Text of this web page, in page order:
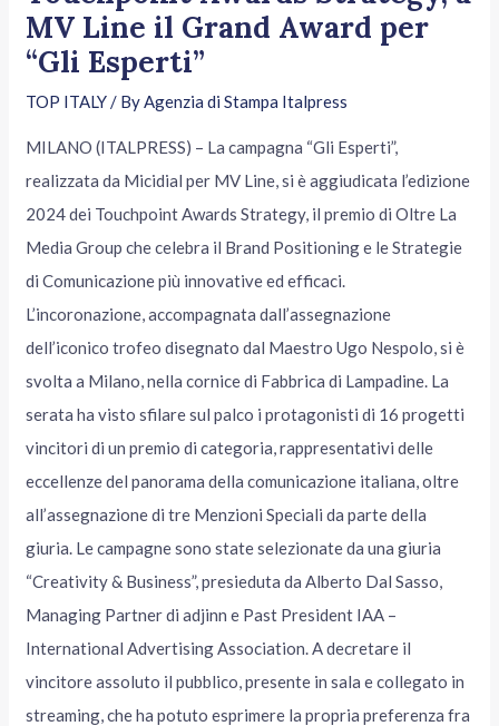
MV Line il Grand Award per
“Gli Esperti”
TOP ITALY/ ByAgenzia di Stampa Italpress
MILANO (ITALPRESS) – La campagna “Gli Esperti”,
realizzata da Micidial per MV Line, si è aggiudicata l’edizione
2024 dei Touchpoint Awards Strategy, il premio di Oltre La
Media Group che celebra il Brand Positioning e le Strategie
di Comunicazione più innovative ed efficaci.
L’incoronazione, accompagnata dall’assegnazione
dell’iconico trofeo disegnato dal Maestro Ugo Nespolo, si è
svolta a Milano, nella cornice di Fabbrica di Lampadine. La
serata ha visto sfilare sul palco i protagonisti di 16 progetti
vincitori di un premio di categoria, rappresentativi delle
eccellenze del panorama della comunicazione italiana, oltre
all’assegnazione di tre Menzioni Speciali da parte della
giuria. Le campagne sono state selezionate da una giuria
“Creativity & Business”, presieduta da Alberto Dal Sasso,
Managing Partner di adjinn e Past President IAA –
International Advertising Association. A decretare il
vincitore assoluto il pubblico, presente in sala e collegato in
streaming, che ha potuto esprimere la propria preferenza fra